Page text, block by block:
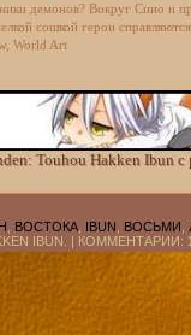
демонов? Вокруг Сино и
сошкой герои
World Art
Touhou Hakken Ibun с
ВОСТОКА IBUN ВОСЬМИ
IBUN. | КОММЕНТАРИИ: 1